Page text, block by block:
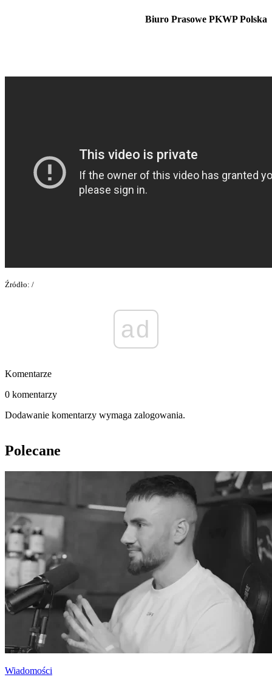
Biuro Prasowe PKWP Polska
Źródło: /
ad
Komentarze
0 komentarzy
Dodawanie komentarzy wymaga zalogowania.
Polecane
Wiadomości